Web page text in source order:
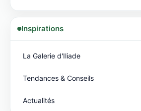
Inspirations
La Galerie d'Iliade
Tendances & Conseils
Actualités